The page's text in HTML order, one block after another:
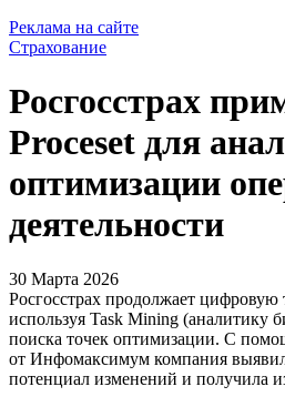
Реклама на сайте
Страхование
Росгосстрах
Proceset для
оптимизации
деятельности
30 Марта 2026
Росгосстрах продолжает
используя Task Mining (аналитику
поиска точек оптимизации. С
от Инфомаксимум компания
потенциал изменений и получила